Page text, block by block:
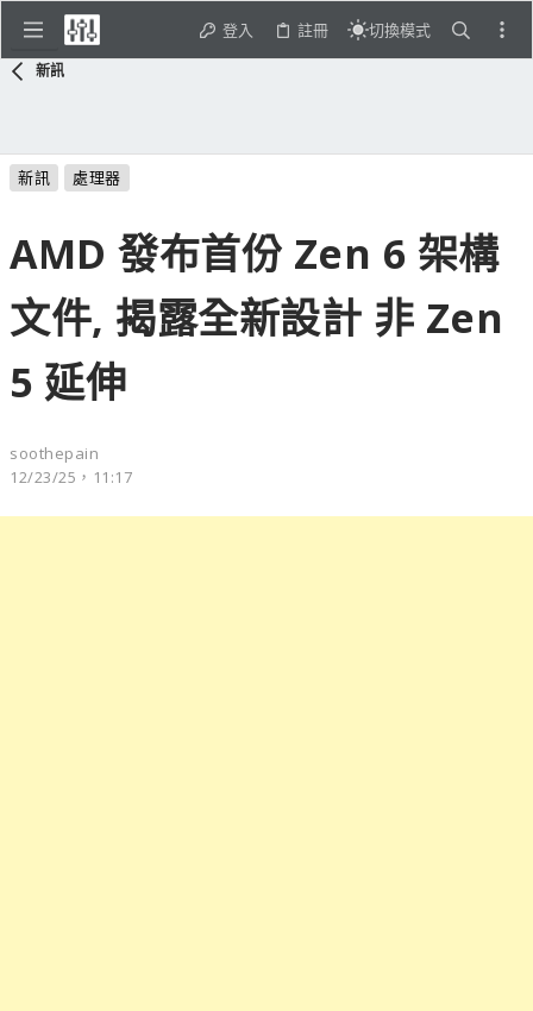
登入 註冊 切換模式
新訊
新訊 處理器
AMD 發布首份 Zen 6 架構
文件, 揭露全新設計 非 Zen
5 延伸
soothepain
12/23/25，11:17